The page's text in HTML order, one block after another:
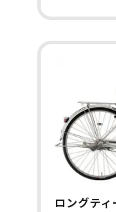
ロングテ